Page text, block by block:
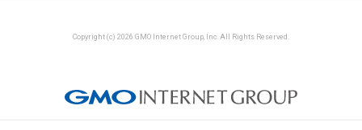
Copyright (c) 2026 GMO Internet Group, Inc. All Rights Reserved.